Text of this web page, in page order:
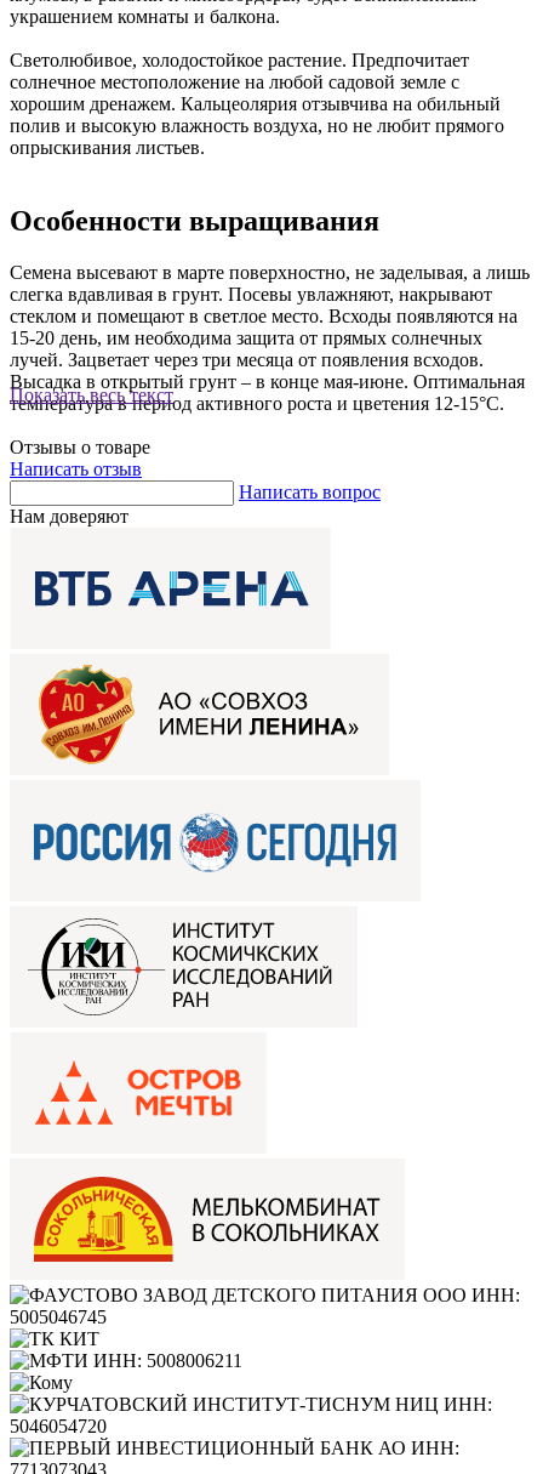
Показать весь текст
украшением комнаты и балкона.
Светолюбивое, холодостойкое растение. Предпочитает
солнечное местоположение на любой садовой земле с
хорошим дренажем. Кальцеолярия отзывчива на обильный
полив и высокую влажность воздуха, но не любит прямого
опрыскивания листьев.
Особенности выращивания
Семена высевают в марте поверхностно, не заделывая, а лишь
слегка вдавливая в грунт. Посевы увлажняют, накрывают
стеклом и помещают в светлое место. Всходы появляются на
15-20 день, им необходима защита от прямых солнечных
лучей. Зацветает через три месяца от появления всходов.
Высадка в открытый грунт – в конце мая-июне. Оптимальная
температура в период активного роста и цветения 12-15°С.
Отзывы о товаре
Написать отзыв
Написать вопрос
Нам доверяют